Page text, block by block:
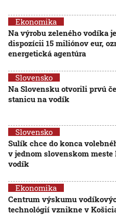
Ekonomika
Na výrobu zeleného vodíka
dispozícii 15 miliónov eur,
energetická agentúra
Slovensko
Na Slovensku otvorili prvú
stanicu na vodík
Slovensko
Sulík chce do konca
v jednom slovenskom meste
vodík
Ekonomika
Centrum výskumu
technológií vznikne v